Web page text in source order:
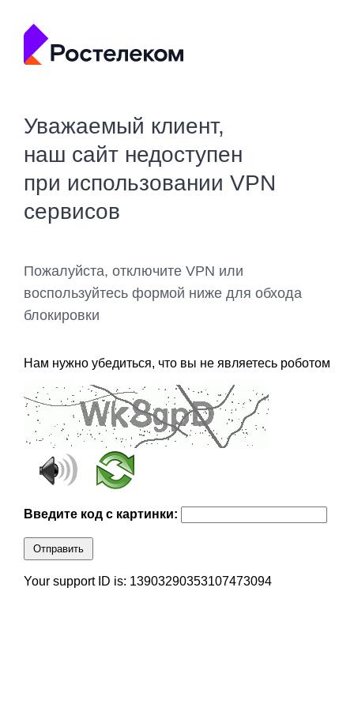
Уважаемый клиент,
наш сайт недоступен
при использовании VPN
сервисов
Пожалуйста, отключите VPN или
воспользуйтесь формой ниже для обхода
блокировки
Нам нужно убедиться, что вы не являетесь роботом
Введите код с картинки:
Отправить
Your support ID is: 13903290353107473094